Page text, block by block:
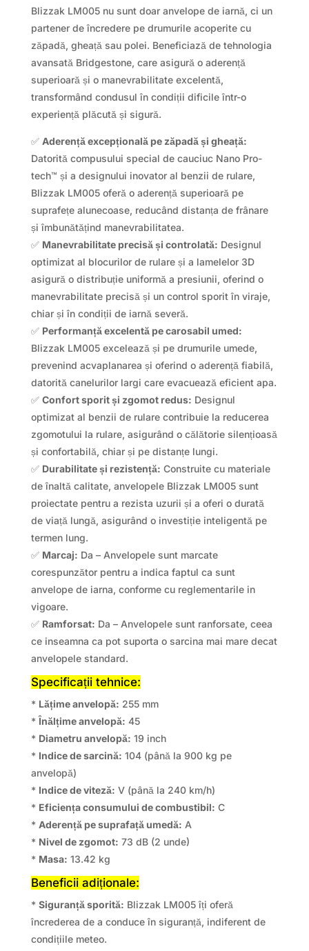
Blizzak LM005 nu sunt doar anvelope de iarnă, ci un
partener de încredere pe drumurile acoperite cu
zăpadă, gheață sau polei. Beneficiază de tehnologia
avansată Bridgestone, care asigură o aderență
superioară și o manevrabilitate excelentă,
transformând condusul în condiții dificile într-o
experiență plăcută și sigură.
✅ Aderență excepțională pe zăpadă și gheață:
Datorită compusului special de cauciuc Nano Pro-
tech™ și a designului inovator al benzii de rulare,
Blizzak LM005 oferă o aderență superioară pe
suprafețe alunecoase, reducând distanța de frânare
și îmbunătățind manevrabilitatea.
✅ Manevrabilitate precisă și controlată: Designul
optimizat al blocurilor de rulare și a lamelelor 3D
asigură o distribuție uniformă a presiunii, oferind o
manevrabilitate precisă și un control sporit în viraje,
chiar și în condiții de iarnă severă.
✅ Performanță excelentă pe carosabil umed:
Blizzak LM005 excelează și pe drumurile umede,
prevenind acvaplanarea și oferind o aderență fiabilă,
datorită canelurilor largi care evacuează eficient apa.
✅ Confort sporit și zgomot redus: Designul
optimizat al benzii de rulare contribuie la reducerea
zgomotului la rulare, asigurând o călătorie silențioasă
și confortabilă, chiar și pe distanțe lungi.
✅ Durabilitate și rezistență: Construite cu materiale
de înaltă calitate, anvelopele Blizzak LM005 sunt
proiectate pentru a rezista uzurii și a oferi o durată
de viață lungă, asigurând o investiție inteligentă pe
termen lung.
✅ Marcaj: Da – Anvelopele sunt marcate
corespunzător pentru a indica faptul ca sunt
anvelope de iarna, conforme cu reglementarile in
vigoare.
✅ Ramforsat: Da – Anvelopele sunt ranforsate, ceea
ce inseamna ca pot suporta o sarcina mai mare decat
anvelopele standard.
Specificații tehnice:
* Lățime anvelopă: 255 mm
*Înălțime anvelopă: 45
* Diametru anvelopă: 19 inch
* Indice de sarcină: 104 (până la 900 kg pe
anvelopă)
* Indice de viteză: V (până la 240 km/h)
* Eficiența consumului de combustibil: C
* Aderență pe suprafață umedă: A
* Nivel de zgomot: 73 dB (2 unde)
* Masa: 13.42 kg
Beneficii adiționale:
* Siguranță sporită: Blizzak LM005 îți oferă
încrederea de a conduce în siguranță, indiferent de
condițiile meteo.